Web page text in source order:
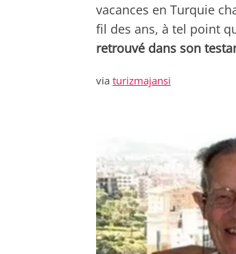
vacances en Turquie
fil des ans, à tel point
retrouvé dans son
via turizmajansi